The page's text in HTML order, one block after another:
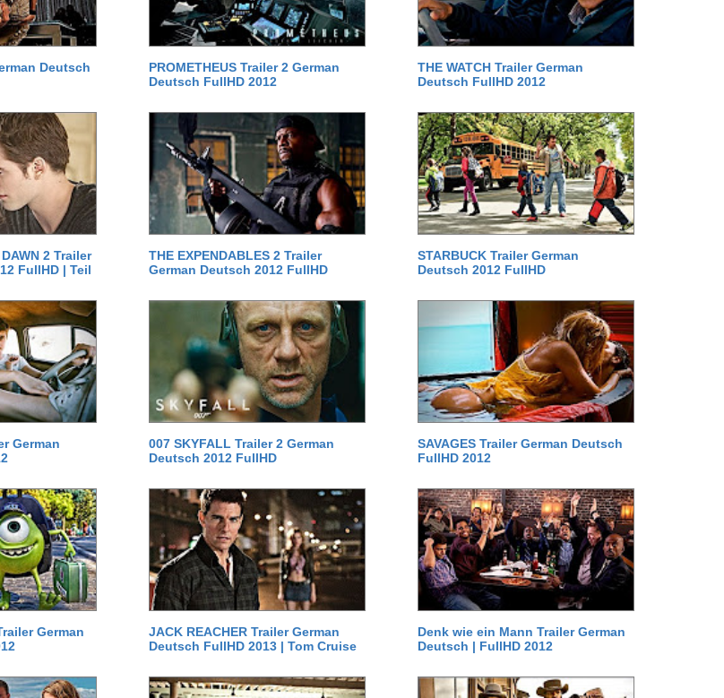
Deutsch
PROMETHEUS Trailer 2 German
Deutsch FullHD 2012
THE WATCH Trailer German
Deutsch FullHD 2012
2 Trailer
FullHD | Teil
THE EXPENDABLES 2 Trailer
German Deutsch 2012 FullHD
STARBUCK Trailer German
Deutsch 2012 FullHD
German
007 SKYFALL Trailer 2 German
Deutsch 2012 FullHD
SAVAGES Trailer German Deutsch
FullHD 2012
German
JACK REACHER Trailer German
Deutsch FullHD 2013 | Tom Cruise
Denk wie ein Mann Trailer German
Deutsch | FullHD 2012